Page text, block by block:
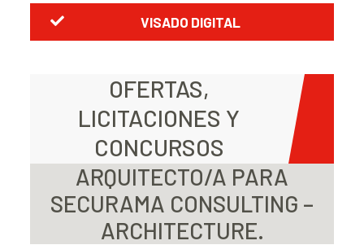
VISADO DIGITAL
OFERTAS,
LICITACIONES Y
CONCURSOS
ARQUITECTO/A PARA
SECURAMA CONSULTING –
ARCHITECTURE.